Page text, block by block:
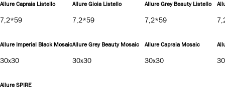
Allure Capraia Listello
7,2*59
Allure Gioia Listello
7,2*59
Allure Grey Beauty Listello
7,2*59
Allure Imperial Black Mosaic
30x30
Allure Grey Beauty Mosaic
30x30
Allure Capraia Mosaic
30x30
Allure SPIRE